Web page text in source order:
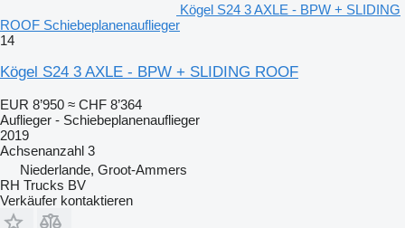
Kögel S24 3 AXLE - BPW + SLIDING
ROOF Schiebeplanenauflieger
14
Kögel S24 3 AXLE - BPW + SLIDING ROOF
EUR 8’950 ≈ CHF 8’364
Auflieger - Schiebeplanenauflieger
2019
Achsenanzahl 3
Niederlande, Groot-Ammers
RH Trucks BV
Verkäufer kontaktieren